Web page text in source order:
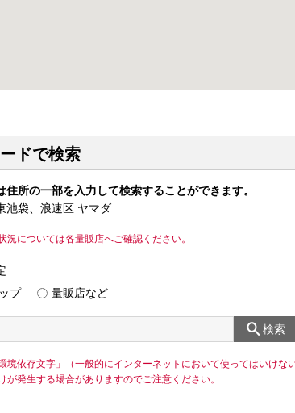
ドで検索
住所の一部を入力して検索することができます。
袋、浪速区 ヤマダ
況については各量販店へご確認ください。
プ
量販店など
検索
境依存文字」（一般的にインターネットにおいて使ってはいけな
が発生する場合がありますのでご注意ください。